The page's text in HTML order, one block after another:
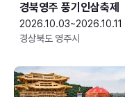
경북영주 풍기인삼축제
2026.10.03~2026.10.11
경상북도 영주시